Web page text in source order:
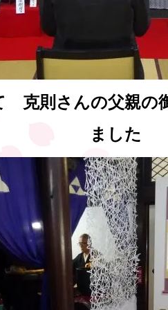
克則さんの父親の
ました